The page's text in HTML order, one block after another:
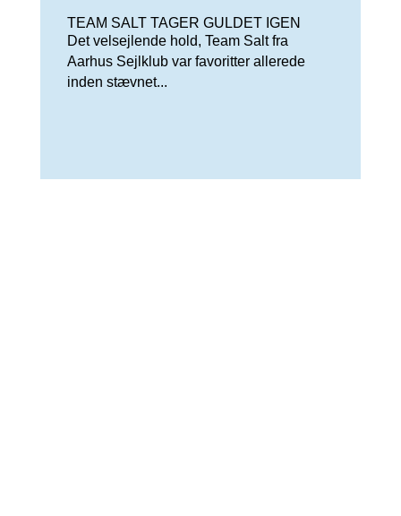
TEAM SALT TAGER GULDET IGEN
Det velsejlende hold, Team Salt fra
Aarhus Sejlklub var favoritter allerede
inden stævnet...